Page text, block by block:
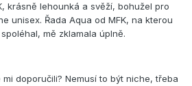
krásně lehounká a svěží, bohužel pro
unisex. Řada Aqua od MFK, na kterou
mě zklamala úplně.
doporučili? Nemusí to být niche, třeba